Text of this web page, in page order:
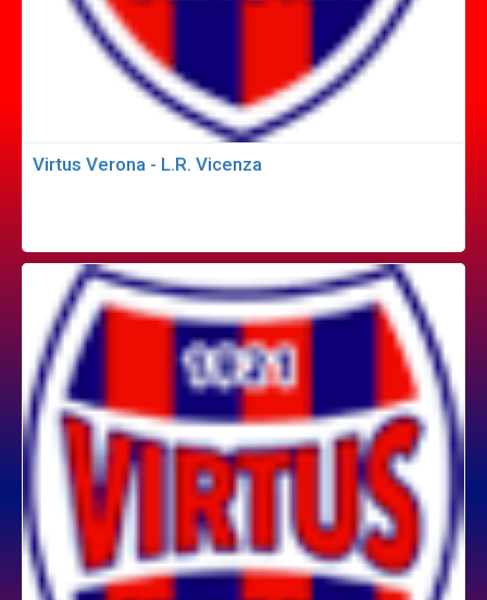
Virtus Verona - L.R. Vicenza